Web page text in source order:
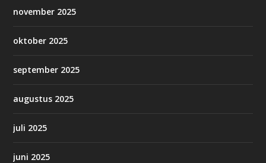
november 2025
oktober 2025
september 2025
augustus 2025
juli 2025
juni 2025